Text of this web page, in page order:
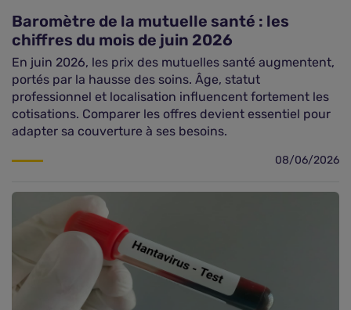
Assurance vie
Plus d'assurances
Baromètre de la mutuelle santé : les
chiffres du mois de juin 2026
En juin 2026, les prix des mutuelles santé augmentent,
portés par la hausse des soins. Âge, statut
professionnel et localisation influencent fortement les
cotisations. Comparer les offres devient essentiel pour
adapter sa couverture à ses besoins.
08/06/2026